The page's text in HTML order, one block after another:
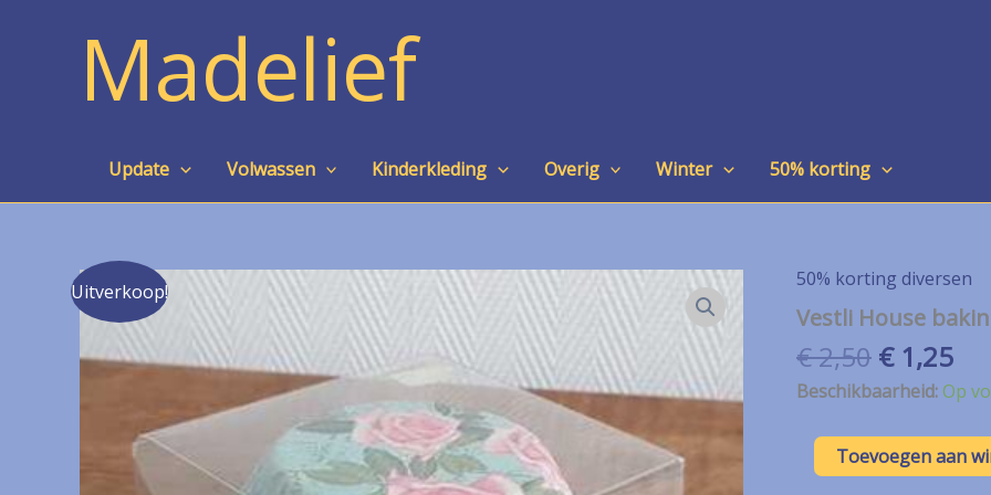
Madelief
Update Volwassen Kinderkleding Overig Winter 50% korting
Uitverkoop!
50% korting diversen
Vestli House
€2,50
prijs
€ 2,50.
€1,25
is:
€
Beschikbaarheid:Op
Vestli
HouseToevoegen aan